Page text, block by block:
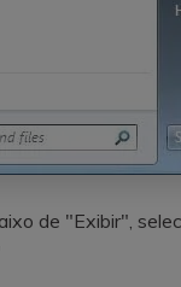
de "Exibir",